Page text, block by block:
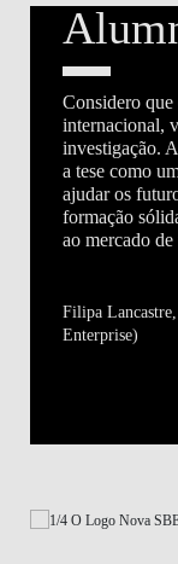
Considero que
internacional,
investigação.
a tese como
ajudar os
formação
ao mercado
Filipa
Enterprise)